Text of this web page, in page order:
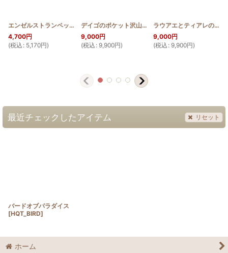
エンゼルストランペットのラウンドバッグミニ HQRMINI_ANG ]
4,700円
(税込 : 5,170円)
デイゴのポケット沢山ショルダーバッグ【幅30cm】
9,000円
(税込 : 9,900円)
ラウアエとティアレのポケット沢山ショルダーバッグ【幅30cm】
9,000円
(税込 : 9,900円)
最近チェックしたアイテム リセット
バードオブパラダイス
[HQT_BIRD]
ホーム